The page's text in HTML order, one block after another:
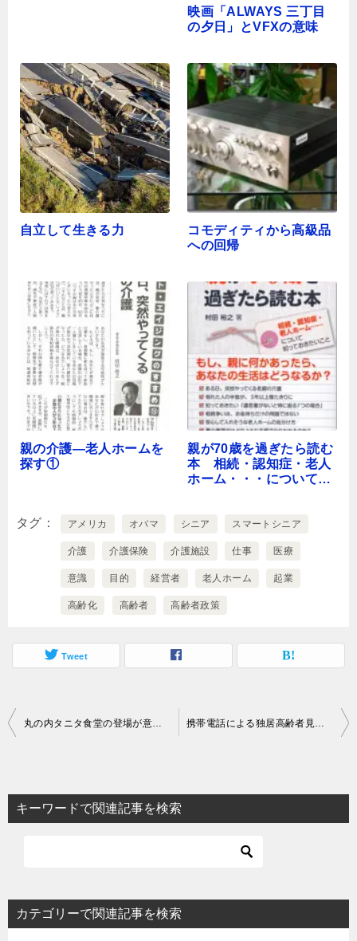
映画「ALWAYS 三丁目
の夕日」とVFXの意味
自立して生きる力
コモディティから高級品
への回帰
親の介護―老人ホームを
探す①
親が70歳を過ぎたら読む
本 相続・認知症・老人
ホーム・・・について知
タグ アメリカ オバマ シニア スマートシニア
介護 介護保険 介護施設 仕事 医療
意識 目的 経営者 老人ホーム 起業
高齢化 高齢者 高齢者政策
Tweet
投
ビ
ゲ
ョ
ン
丸の内タニタ食堂の登場が意味するもの 携帯電話による独居高齢者見守り実験の意義
キーワードで関連記事を検索
カテゴリーで関連記事を検索